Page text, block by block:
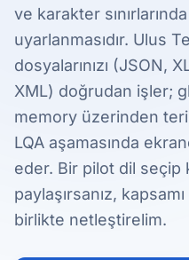
ve karakter
uyarlanmasıdır. Ulus
dosyalarınızı (JSON,
XML) doğrudan işler;
memory üzerinden
LQA aşamasında
eder. Bir pilot dil
paylaşırsanız,
birlikte netleştirelim.